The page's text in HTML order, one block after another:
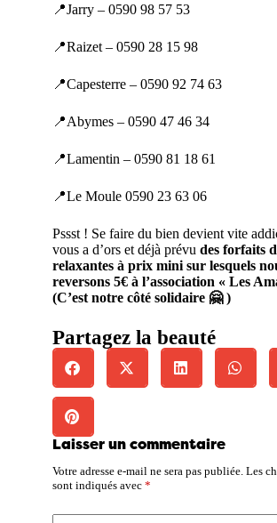
📍Jarry – 0590 98 57 53
📍Raizet – 0590 28 15 98
📍Capesterre – 0590 92 74 63
📍Abymes – 0590 47 46 34
📍Lamentin – 0590 81 18 61
📍Le Moule 0590 23 63 06
Pssst ! Se faire du bien devient vite
vous a d’ors et déjà prévu des forfaits
relaxantes à prix mini sur lesquels
reversons 5€ à l’association « Les
(C’est notre côté solidaire 🤗)
Partagez la beauté
Laisser un commentaire
Votre adresse e-mail ne sera pas publiée. Les
sont indiqués avec *